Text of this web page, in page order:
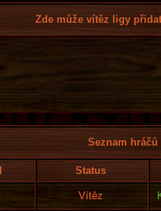
Zde může vítěz ligy
Seznam
Status
Vítěz